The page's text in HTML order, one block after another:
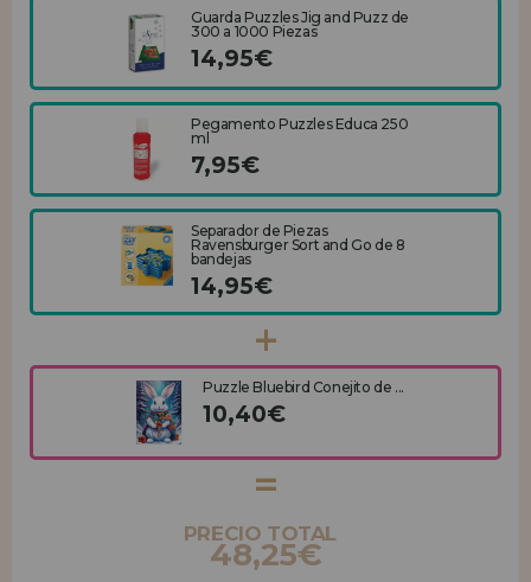
Guarda Puzzles Jig and Puzz de
300 a 1000 Piezas
14,95€
Pegamento Puzzles Educa 250
ml
7,95€
Separador de Piezas
Ravensburger Sort and Go de 8
bandejas
14,95€
Puzzle Bluebird Conejito de ...
10,40€
PRECIO TOTAL
48,25€